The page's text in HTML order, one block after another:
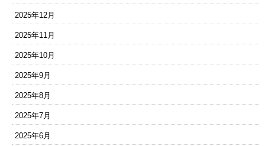
2025年12月
2025年11月
2025年10月
2025年9月
2025年8月
2025年7月
2025年6月